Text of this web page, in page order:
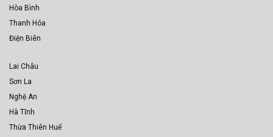
Hòa Bình
Thanh Hóa
Điện Biên
Lai Châu
Sơn La
Nghệ An
Hà Tĩnh
Thừa Thiên Huế